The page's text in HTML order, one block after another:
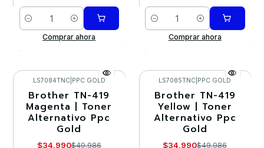
Cantidad
Comprar ahora
Cantidad
Comprar ahora
-30%
LS7084TNC| PPC GOLD
Brother TN-419
Magenta | Toner
Alternativo Ppc
Gold
$34.990$49.986
-30%
LS7085TNC PPC GOLD
Brother TN-419
Yellow | Toner
Alternativo Ppc
Gold
$34.990$49.986